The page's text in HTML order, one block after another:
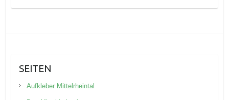
SEITEN
Aufkleber Mittelrheintal